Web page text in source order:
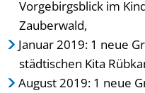
Vorgebirgsblick im
Zauberwald,
Januar 2019: 1 neue
städtischen Kita
August 2019: 1 neue